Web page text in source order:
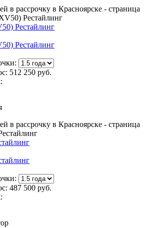
Рестайлинг
Рестайлинг
512 250 руб.
487 500 руб.